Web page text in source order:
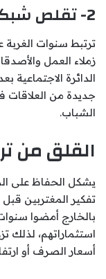
2- تقلص شبكة العلاقات
ترتبط سنوات الغربة
زملاء العمل
الدائرة
جديدة من العلاقات
الشباب.
القلق من
يشكل الحفاظ على
تفكير المغتربين قبل
بالخارج أمضوا
استثماراتهم، لذلك
أسعار الصرف أو